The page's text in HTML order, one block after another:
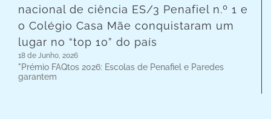
nacional de ciência ES/3 Penafiel n.º 1 e
o Colégio Casa Mãe conquistaram um
lugar no “top 10” do país
18 de Junho, 2026
"Prémio FAQtos 2026: Escolas de Penafiel e Paredes
garantem